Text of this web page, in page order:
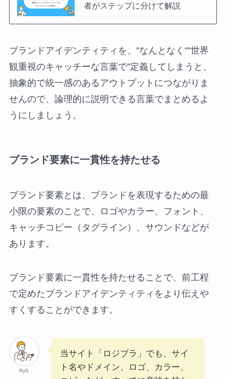
者がステップに分けて解説
ブランドアイデンティティを、”なんとなく””世界
観重視のキャッチーな言葉で”定義してしまうと、
抽象的で統一感のあるアウトプットにつながりま
せんので、論理的に説明できる言葉でまとめるよ
うにしましょう。
ブランド要素に一貫性を持たせる
ブランド要素とは、ブランドを表現するための最
小限の要素のことで、ロゴやカラー、フォント、
キャッチコピー（タグライン）、サウンドなどが
あります。
ブランド要素に一貫性を持たせることで、前工程
で定めたブランドアイデンティティをより伝えや
すくすることができます。
RyS
当サイト「ロジブラ」でも、サイ
ト名やドメイン、ロゴ、カラー、